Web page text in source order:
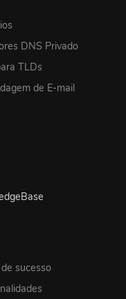
DNS Privado
TLDs
de E-mail
sucesso